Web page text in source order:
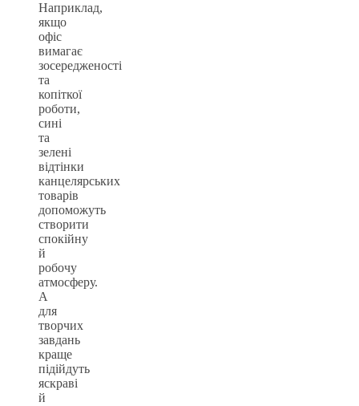
Наприклад,
якщо
офіс
вимагає
зосередженості
та
копіткої
роботи,
сині
та
зелені
відтінки
канцелярських
товарів
допоможуть
створити
спокійну
й
робочу
атмосферу.
А
для
творчих
завдань
краще
підійдуть
яскраві
й